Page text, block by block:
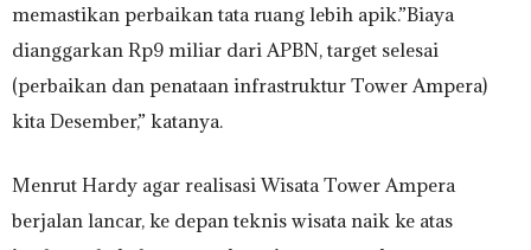
memastikan perbaikan tata ruang lebih apik.”Biaya
dianggarkan Rp9 miliar dari APBN, target selesai
(perbaikan dan penataan infrastruktur Tower Ampera)
kita Desember,” katanya.
Menrut Hardy agar realisasi Wisata Tower Ampera
berjalan lancar, ke depan teknis wisata naik ke atas